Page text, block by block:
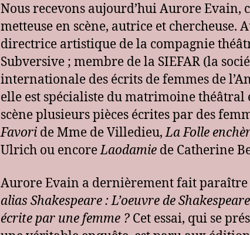
Nous recevons aujourd’hui Aurore Evain,
metteuse en scène, autrice et chercheuse.
directrice artistique de la compagnie
Subversive ; membre de la SIEFAR (la
internationale des écrits de femmes de
elle est spécialiste du matrimoine théâtral
scène plusieurs pièces écrites par des
Favori de Mme de Villedieu,La Folle
Ulrich ou encoreLaodamie de Catherine
Aurore Evain a dernièrement fait paraître
alias Shakespeare : L’oeuvre de
écrite par une femme ? Cet essai, qui se